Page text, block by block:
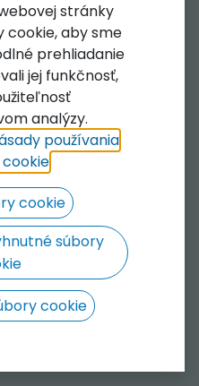
stránky
cookie, aby sme
prehliadanie
jej funkčnosť,
analýzy.
používania
​.
cookie
súbory
cookie